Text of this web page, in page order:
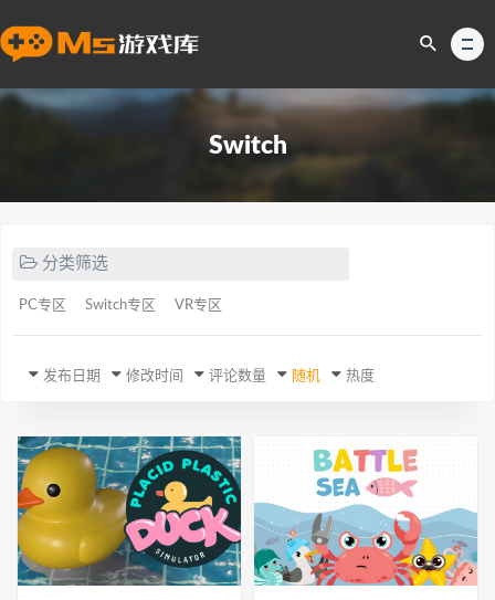
Switch
分类筛选
PC专区 Switch专区 VR专区
发布日期 修改时间 评论数量 随机 热度